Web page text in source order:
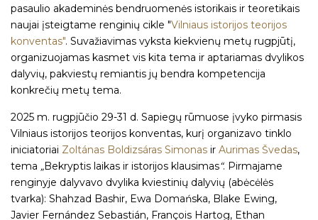
pasaulio akademinės bendruomenės istorikais ir teoretikais
naujai įsteigtame renginių cikle "Vilniaus istorijos teorijos
konventas". Suvažiavimas vyksta kiekvienų metų rugpjūtį,
organizuojamas kasmet vis kita tema ir aptariamas dvylikos
dalyvių, pakviestų remiantis jų bendra kompetencija
konkrečių metų tema.
2025 m. rugpjūčio 29-31 d. Sapiegų rūmuose įvyko pirmasis
Vilniaus istorijos teorijos konventas, kurį organizavo tinklo
iniciatoriai Zoltánas Boldizsáras Simonas ir Aurimas Švedas,
tema „Bekryptis laikas ir istorijos klausimas“. Pirmajame
renginyje dalyvavo dvylika kviestinių dalyvių (abėcėlės
tvarka): Shahzad Bashir, Ewa Domańska, Blake Ewing,
Javier Fernández Sebastián, François Hartog, Ethan